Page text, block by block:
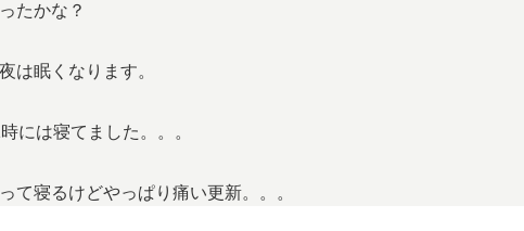
たかな？
は眠くなります。
には寝てました。。。
て寝るけどやっぱり痛い更新。。。